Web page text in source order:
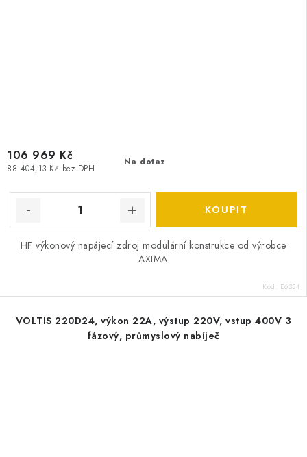
Na dotaz
88 404,13 Kč bez DPH
106 969 Kč
HF výkonový napájecí zdroj modulární konstrukce od výrobce
AXIMA
Kód: E6354
VOLTIS 220D24, výkon 22A, výstup 220V, vstup 400V 3
fázový, průmyslový nabíječ